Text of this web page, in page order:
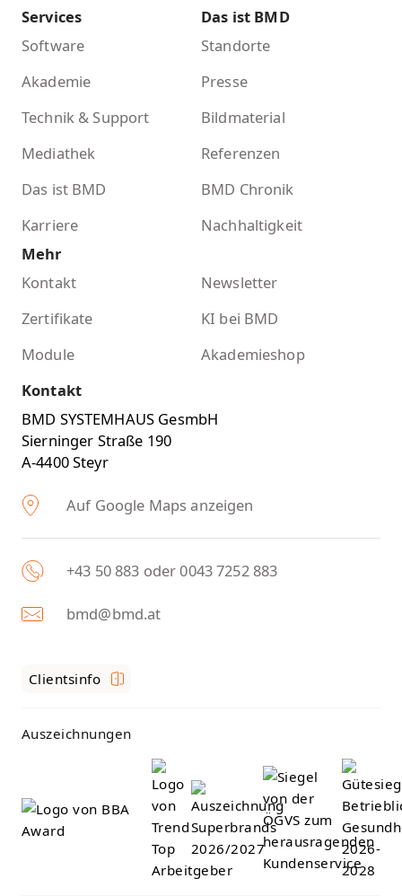
Services
Software
Akademie
Technik & Support
Mediathek
Das ist BMD
Karriere
Das ist BMD
Standorte
Presse
Bildmaterial
Referenzen
BMD Chronik
Nachhaltigkeit
Mehr
Kontakt
Newsletter
Zertifikate
KI bei BMD
Module
Akademieshop
Kontakt
BMD SYSTEMHAUS GesmbH
Sierninger Straße 190
A-4400 Steyr
Auf Google Maps anzeigen
+43 50 883 oder 0043 7252 883
bmd@bmd.at
Clientsinfo
Auszeichnungen